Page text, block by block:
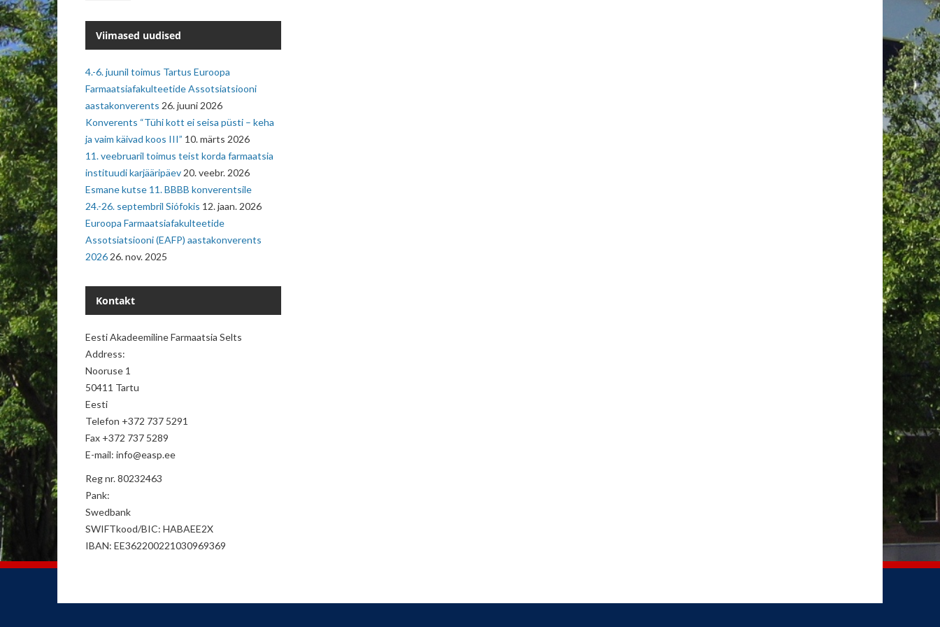
Viimased uudised
4.-6. juunil toimus Tartus Euroopa
Farmaatsiafakulteetide Assotsiatsiooni
aastakonverents 26. juuni 2026
Konverents “Tühi kott ei seisa püsti – keha
ja vaim käivad koos III” 10. märts 2026
11. veebruaril toimus teist korda farmaatsia
instituudi karjääripäev 20. veebr. 2026
Esmane kutse 11. BBBB konverentsile
24.-26. septembril Siófokis 12. jaan. 2026
Euroopa Farmaatsiafakulteetide
Assotsiatsiooni (EAFP) aastakonverents
2026 26. nov. 2025
Kontakt
Eesti Akadeemiline Farmaatsia Selts
Address:
Nooruse 1
50411 Tartu
Eesti
Telefon +372 737 5291
Fax +372 737 5289
E-mail: info@easp.ee
Reg nr. 80232463
Pank:
Swedbank
SWIFTkood/BIC: HABAEE2X
IBAN: EE362200221030969369